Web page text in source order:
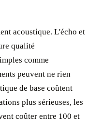
acoustique. L'écho et
qualité
comme
peuvent ne rien
de base coûtent
plus sérieuses, les
coûter entre 100 et